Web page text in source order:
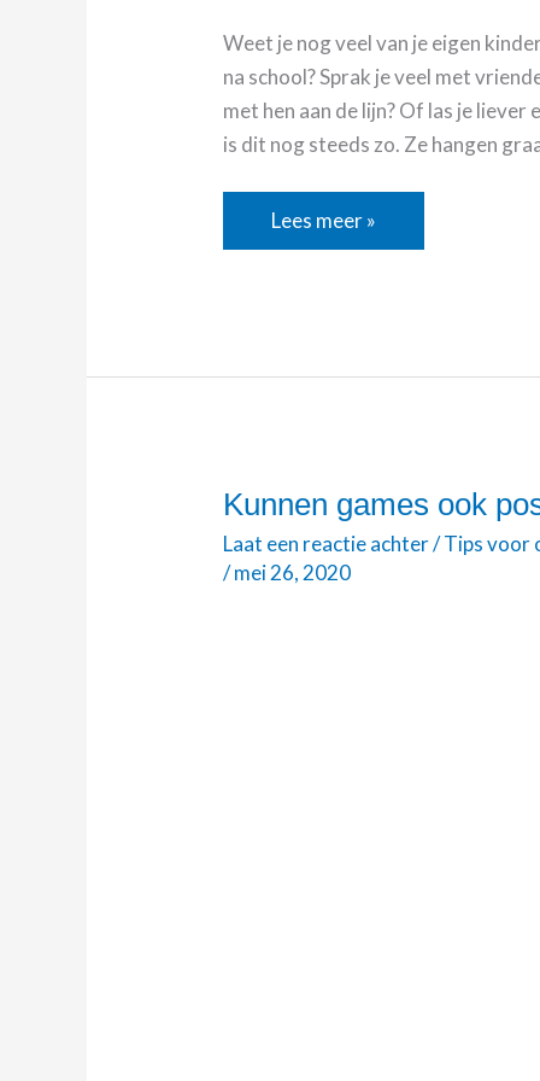
Weet je nog veel van je eigen
na school? Sprak je veel met
met hen aan de lijn? Of las je
is dit nog steeds zo. Ze hangen
Lees meer »
Kunnen games ook
Laat een reactie achter/Tips voor
/mei 26, 2020
Kunnen
games
ook